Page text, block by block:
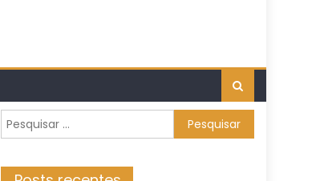
Pesquisar
por: